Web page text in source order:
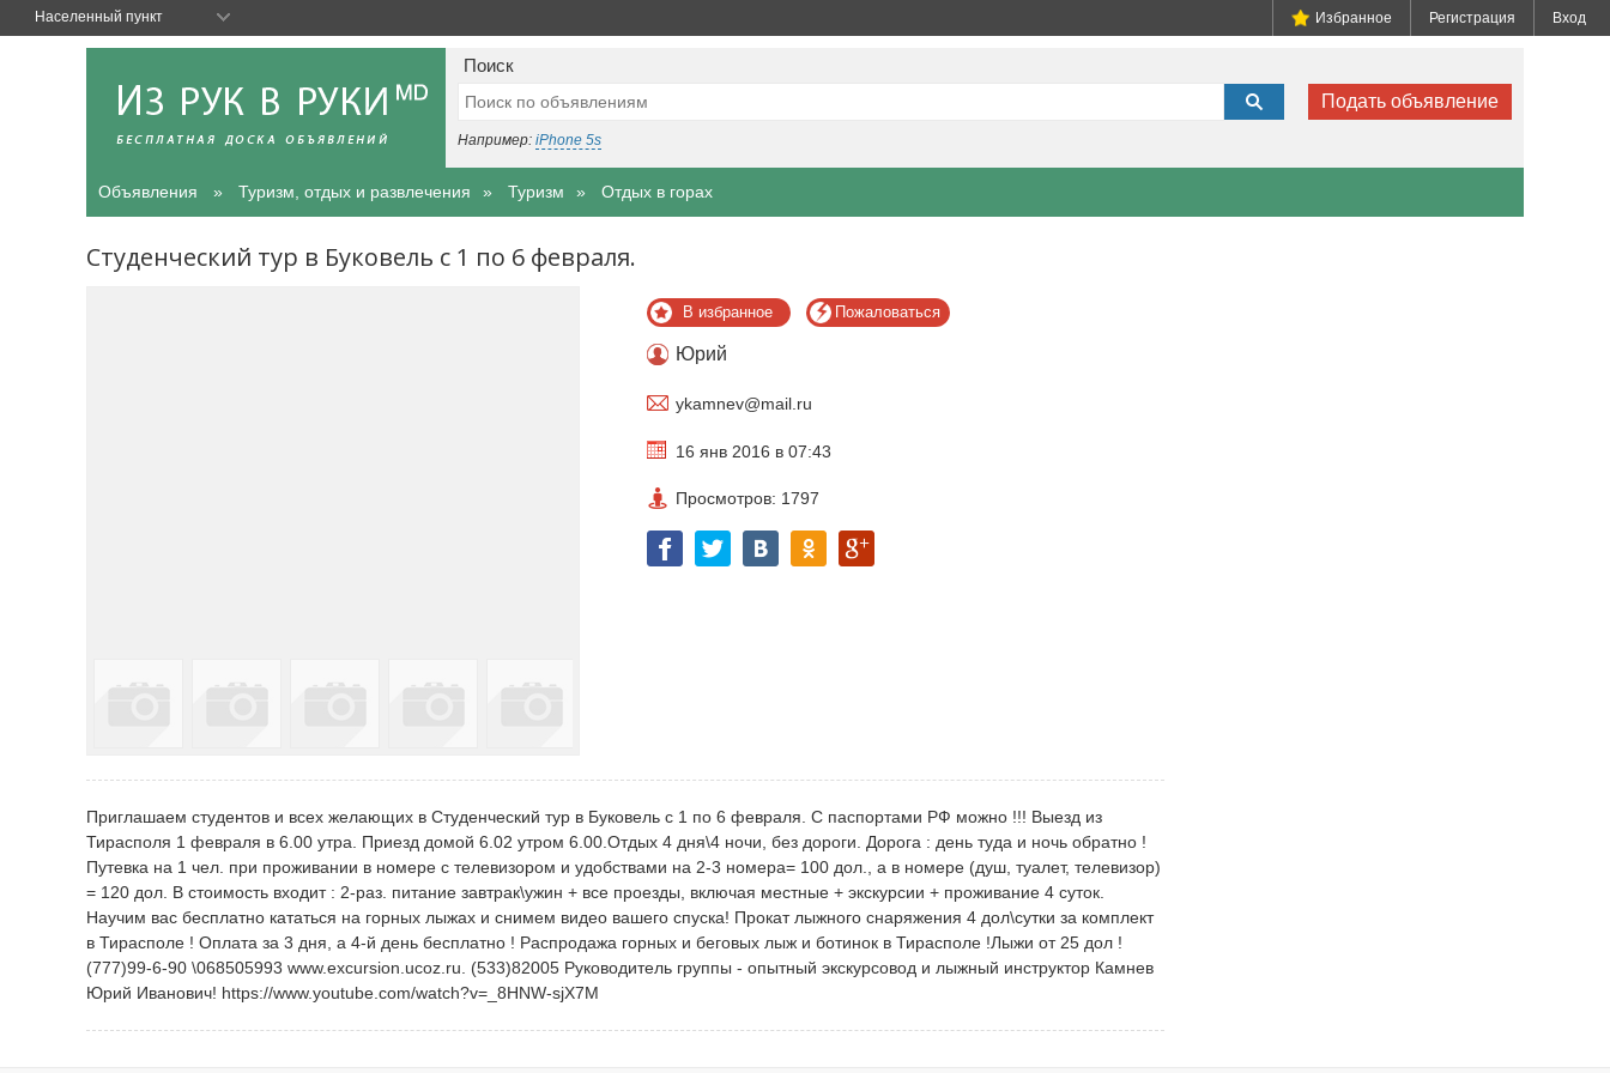
Поиск
Подать объявление
Например: iPhone 5s
Объявления Туризм, отдых и развлечения Туризм Отдых в горах
Студенческий тур в Буковель с 1 по 6 февраля.
В избранное Пожаловаться
Юрий
ykamnev@mail.ru
16 янв 2016 в 07:43
Просмотров: 1797
Приглашаем студентов и всех желающих в Студенческий тур в Буковель с 1 по 6 февраля. С паспортами РФ можно !!! Выезд из
Тирасполя 1 февраля в 6.00 утра. Приезд домой 6.02 утром 6.00.Отдых 4 дня\4 ночи, без дороги. Дорога : день туда и ночь обратно !
Путевка на 1 чел. при проживании в номере с телевизором и удобствами на 2-3 номера= 100 дол., а в номере (душ, туалет, телевизор)
= 120 дол. В стоимость входит : 2-раз. питание завтрак\ужин + все проезды, включая местные + экскурсии + проживание 4 суток.
Научим вас бесплатно кататься на горных лыжах и снимем видео вашего спуска! Прокат лыжного снаряжения 4 дол\сутки за комплект
в Тирасполе ! Оплата за 3 дня, а 4-й день бесплатно ! Распродажа горных и беговых лыж и ботинок в Тирасполе !Лыжи от 25 дол !
(777)99-6-90 \068505993 www.excursion.ucoz.ru. (533)82005 Руководитель группы - опытный экскурсовод и лыжный инструктор Камнев
Юрий Иванович! https://www.youtube.com/watch?v=_8HNW-sjX7M
Населенный пункт Избранное Регистрация Вход